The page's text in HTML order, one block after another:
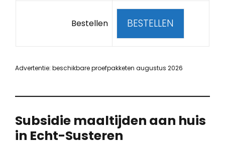
Bestellen BESTELLEN
Advertentie: beschikbare proefpakketen augustus 2026
Subsidie maaltijden aan huis
in Echt-Susteren